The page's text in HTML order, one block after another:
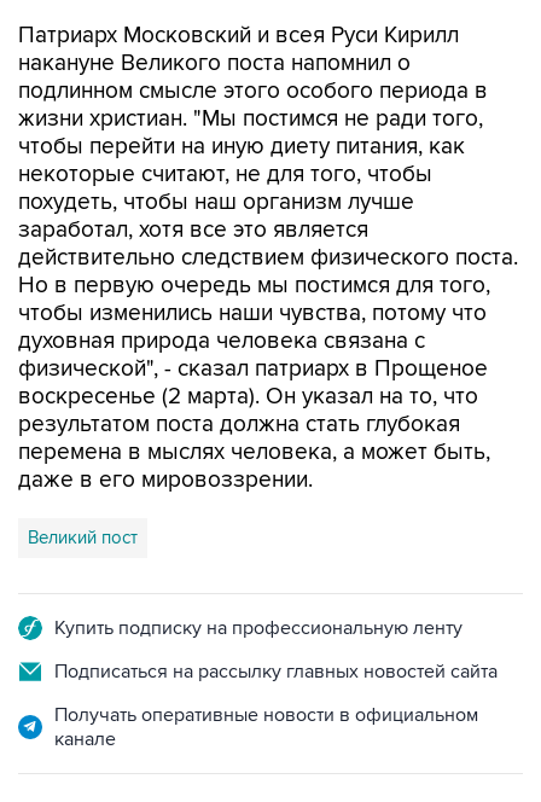
Патриарх Московский и всея Руси Кирилл
накануне Великого поста напомнил о
подлинном смысле этого особого периода в
жизни христиан. "Мы постимся не ради того,
чтобы перейти на иную диету питания, как
некоторые считают, не для того, чтобы
похудеть, чтобы наш организм лучше
заработал, хотя все это является
действительно следствием физического поста.
Но в первую очередь мы постимся для того,
чтобы изменились наши чувства, потому что
духовная природа человека связана с
физической", - сказал патриарх в Прощеное
воскресенье (2 марта). Он указал на то, что
результатом поста должна стать глубокая
перемена в мыслях человека, а может быть,
даже в его мировоззрении.
Великий пост
Купить подписку на профессиональную ленту
Подписаться на рассылку главных новостей сайта
Получать оперативные новости в официальном
канале